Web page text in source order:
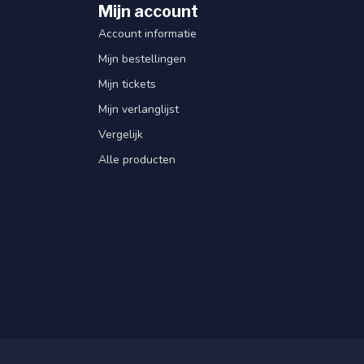
Mijn account
Account informatie
Mijn bestellingen
Mijn tickets
Mijn verlanglijst
Vergelijk
Alle producten